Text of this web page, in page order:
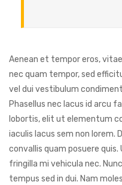
Aenean et tempor eros,
nec quam tempor, sed
vel dui vestibulum
Phasellus nec lacus id arcu
lobortis, elit ut elementum
iaculis lacus sem non lorem.
convallis quam posuere
fringilla mi vehicula nec.
tempus sed in dui. Nam